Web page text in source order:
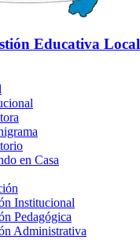
Educativa Local
en Casa
Institucional
Pedagógica
Administrativa